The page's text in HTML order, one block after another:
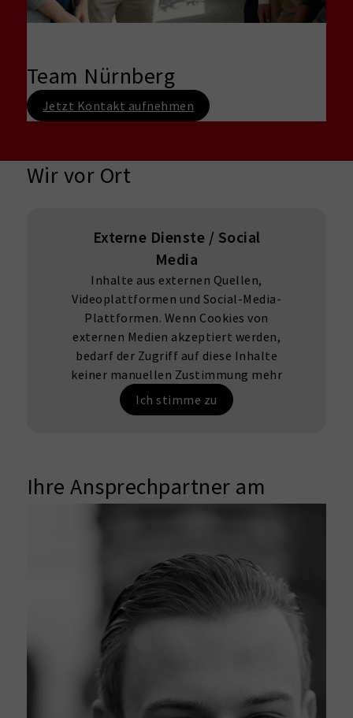
Team Nürnberg
Jetzt Kontakt aufnehmen
Wir vor Ort
Externe Dienste / Social
Media
Inhalte aus externen Quellen,
Videoplattformen und Social-Media-
Plattformen. Wenn Cookies von
externen Medien akzeptiert werden,
bedarf der Zugriff auf diese Inhalte
keiner manuellen Zustimmung mehr
Ich stimme zu
Ihre Ansprechpartner am